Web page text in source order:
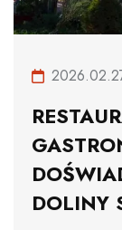
DOLINY